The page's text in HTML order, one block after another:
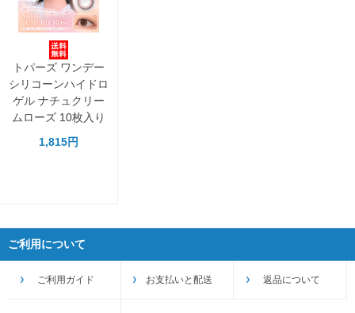
トパーズ ワンデー
シリコーンハイドロ
ゲル ナチュクリー
ムローズ 10枚入り
1,815円
ご利用について
ご利用ガイド お支払いと配送 返品について